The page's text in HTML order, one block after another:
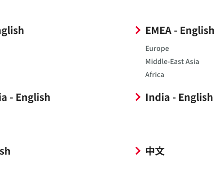
EMEA - English
Europe
Middle-East Asia
Africa
- English India - English
中文